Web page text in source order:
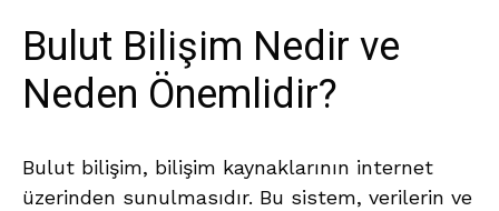
Bulut Bilişim Nedir ve
Neden Önemlidir?
Bulut bilişim, bilişim kaynaklarının internet
üzerinden sunulmasıdır. Bu sistem, verilerin ve